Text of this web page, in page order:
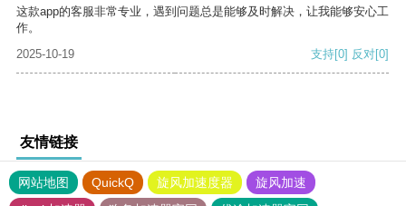
这款app的客服非常专业，遇到问题总是能够及时解决，让我能够安心工
作。
2025-10-19
支持[0] 反对[0]
友情链接
网站地图 QuickQ 旋风加速度器
旋风加速